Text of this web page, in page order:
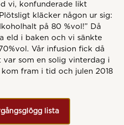
vi, konfunderade likt
kläcker någon ur sig:
på 80 %vol!” Då
eld i baken och vi sänkte
Vår infusion fick då
som en solig vinterdag i
fram i tid och julen 2018
lista